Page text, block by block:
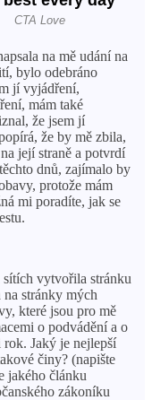
na mě udání na
bylo odebráno
jí vyjádření,
mám také
že jsem jí
že by mě zbila,
její straně a potvrdí
dnů, zajímalo by
protože mám
mi poradíte, jak se
vytvořila stránku
stránky mých
které jsou pro mě
o podvádění a o
rok. Jaký je nejlepší
činy? (napište
jakého článku
zákoníku